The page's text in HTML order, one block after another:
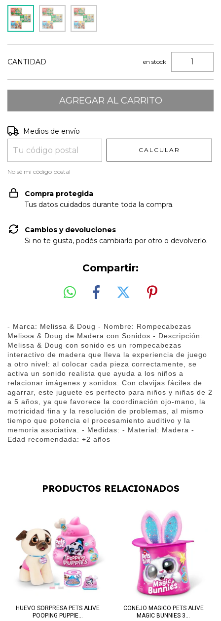
CANTIDAD en stock
Entregas para el CP:
Medios de envío
CALCULAR
No sé mi código postal
Compra protegida
Tus datos cuidados durante toda la compra.
Cambios y devoluciones
Si no te gusta, podés cambiarlo por otro o devolverlo.
Compartir:
- Marca: Melissa & Doug - Nombre: Rompecabezas
Melissa & Doug de Madera con Sonidos - Descripción:
Melissa & Doug con sonido es un rompecabezas
interactivo de madera que lleva la experiencia de juego
a otro nivel: al colocar cada pieza correctamente, se
activa un sonido realista que ayuda a los niños a
relacionar imágenes y sonidos. Con clavijas fáciles de
agarrar, este juguete es perfecto para niños y niñas de 2
a 5 años, ya que favorece la coordinación ojo-mano, la
motricidad fina y la resolución de problemas, al mismo
tiempo que potencia el procesamiento auditivo y la
memoria asociativa. - Medidas: - Material: Madera -
Edad recomendada: +2 años
PRODUCTOS RELACIONADOS
HUEVO SORPRESA PETS ALIVE
POOPING PUPPIE...
CONEJO MAGICO PETS ALIVE
MAGIC BUNNIES 3...